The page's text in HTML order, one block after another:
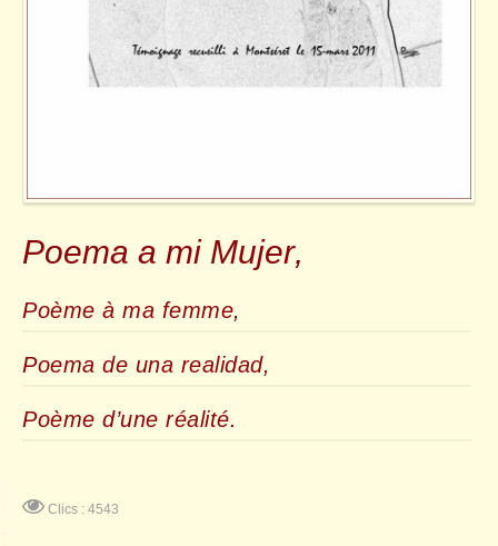
Poema a mi Mujer,
Poème à ma femme,
Poema de una realidad,
Poème d’une réalité.
Clics : 4543